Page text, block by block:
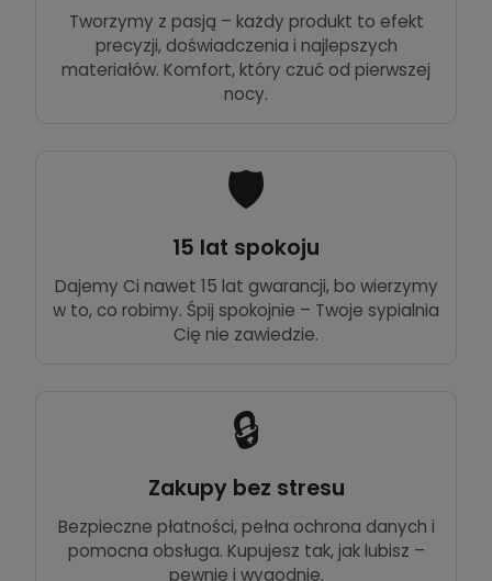
Tworzymy z pasją – każdy produkt to efekt
precyzji, doświadczenia i najlepszych
materiałów. Komfort, który czuć od pierwszej
nocy.
🛡️
15 lat spokoju
Dajemy Ci nawet 15 lat gwarancji, bo wierzymy
w to, co robimy. Śpij spokojnie – Twoje sypialnia
Cię nie zawiedzie.
🔒
Zakupy bez stresu
Bezpieczne płatności, pełna ochrona danych i
pomocna obsługa. Kupujesz tak, jak lubisz –
pewnie i wygodnie.